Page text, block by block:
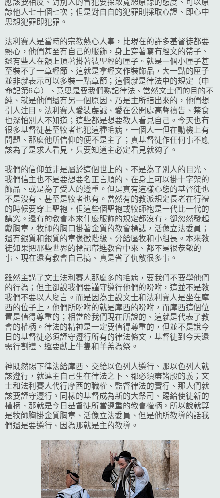
應該要相反、對別人的冒犯要採取寬恕原諒的態度、可以原
諒他人七十個七次；但是對自自的犯罪則採取心證、即心中
思想犯罪即犯罪。
法利賽人是當時的宗教熱心人事，比現在的許多基督徒都要
熱心，他們甚至有自己的服飾，身上穿著寫有經文的帶子、
還有些人在額上頂著掛著裝聖經的匣子。就是一個小匣子甚
至裝不了一章經節、這就是拿經文作裝飾品，大一點的匣子
並非就表示可以多裝一點章節；這個就是律法中的規定（申
命記第6章）、意思是要我們熟記律法、當然文士們的目的不
純、就是他們還有另一個原因、乃是主所指出來的，他們想
引人注目。法利賽人愛裝虔誠、愛在公開處高聲禱告、禁食
也深怕別人不知道；這些都是想要教人看見自己。今天也有
很多基督徒甚至牧者也犯這種毛病，一個人一但在動機上有
問題、那麼他所信仰的便不是主了；真基督徒作任何事不應
該為了是求人看見，只要知道主必定看見就夠了。
我們的信仰並非是屬於這個世上的、不是為了別人的目光、
我們信主也不是要想要名正言順的、在身上可以掛十字架的
飾品、或是為了受人的遵重。但是真有這樣心態的基督徒也
不是沒有、甚至是牧者也有。當然有的教派規定長老在行禮
的時候要穿上聖袍，但這些個聖袍或牧師袍是一代比一代的
講究。還有的教會本來什麼服飾的規定都沒有，卻忽然發起
戴胸章，牧師的胸口掛著金質的教會標誌，活像立法委員；
還有銀質和銀質的章像徵階級、分給區牧和小組長。本來教
徒如果把那些世界的標記帶進教會中來、都不是很恭敬的
事、現在還有教會自己搞、真是省了仇敵很多事。
雖然主講了文士法利賽人那麼多的毛病，要我們不要學他們
的行為；但主卻說我們要謹守遵行他們的吩咐，這並不是教
我們不要以人廢言。而是因為主說文士和法利賽人是坐在摩
西的位子上，他們所吩咐的就是摩西的吩咐，而摩西這個位
置是值得尊重的；相當於我們現在所說的、這就是代表了教
會的權柄。律法的精神是一定要值得尊重的，但並不是說今
日的基督徒必須謹守遵行所有的律法條文，基督徒到今天還
需行割禮、還要獻上牛隻和羊羔為祭。
神既然賜下律法給摩西、交給以色列人遵行、那以色列人就
該遵行，就連主自己生在律法之下、都必須盡諸般的義；文
士和法利賽人代行摩西的職權、監督律法的實行、那人們就
該要謹守遵行。同樣的基督成為新的大祭司、賜給使徒新的
權柄、那就是今日基督徒所當遵重的教會權柄。所以說就算
是牧師胸掛金質胸章、活像立法委員、但是他所教導的話我
們還是要遵行、因為那就是主的教導。